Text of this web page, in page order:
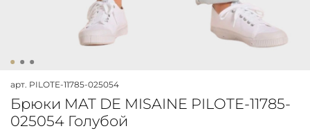
арт. PILOTE-11785-025054
Брюки MAT DE MISAINE PILOTE-11785-
025054 Голубой